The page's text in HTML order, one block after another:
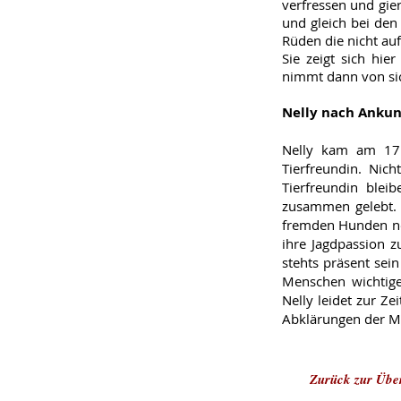
verfressen und
und gleich bei
Rüden die nicht
Sie zeigt sich
nimmt dann von
Nelly nach
Nelly kam am
Tierfreundin.
Tierfreundin
zusammen
fremden Hunden
ihre Jagdpassion
stehts präsent
Menschen
Nelly leidet zur
Abklärungen der
Zurück zur